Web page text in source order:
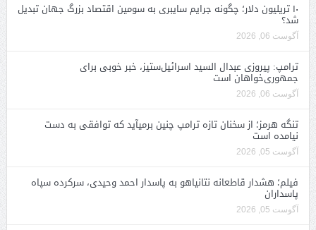
۱۰ تریلیون دلار؛ چگونه جرایم سایبری به سومین اقتصاد بزرگ جهان تبدیل
شد؟
آگوست 06, 2026
ترامپ: پیروزی عبدال السید اسرائیل‌ستیز، خبر خوبی برای
جمهوری‌خواهان است
آگوست 06, 2026
تنگه هرمز؛ از سخنان تازه ترامپ چنین برمیآید که توافقی به دست
نیامده است
آگوست 05, 2026
فیلم؛ هشدار قاطعانه نتانیاهو به پاسدار احمد وحیدی، سرکرده سپاه
پاسداران
آگوست 05, 2026